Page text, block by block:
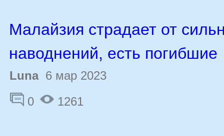
Малайзия страдает от
наводнений, есть погибшие
Luna6 мар 2023
0
1261